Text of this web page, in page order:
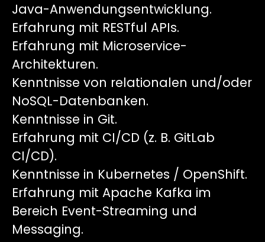
Java-Anwendungsentwicklung.
Erfahrung mit RESTful APIs.
Erfahrung mit Microservice-
Architekturen.
Kenntnisse von relationalen und/oder
NoSQL-Datenbanken.
Kenntnisse in Git.
Erfahrung mit CI/CD (z. B. GitLab
CI/CD).
Kenntnisse in Kubernetes / OpenShift.
Erfahrung mit Apache Kafka im
Bereich Event-Streaming und
Messaging.